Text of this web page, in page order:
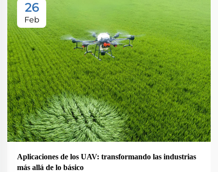
26
Feb
Aplicaciones de los UAV: transformando las industrias
más allá de lo básico